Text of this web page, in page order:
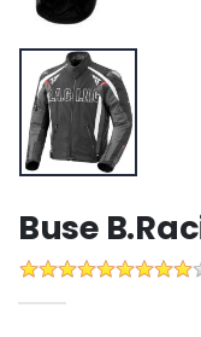
Buse